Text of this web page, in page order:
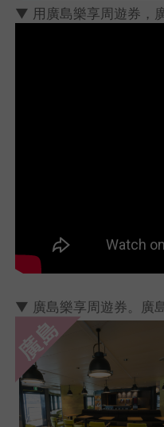
▼ 用廣島樂享周遊券，
▼ 廣島樂享周遊券。廣